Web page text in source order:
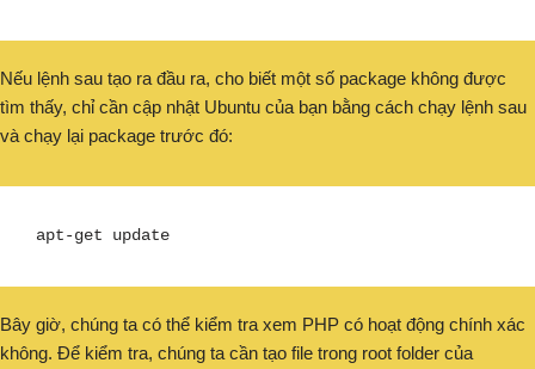
Nếu lệnh sau tạo ra đầu ra, cho biết một số package không được
tìm thấy, chỉ cần cập nhật Ubuntu của bạn bằng cách chạy lệnh sau
và chạy lại package trước đó:
apt-get update
Bây giờ, chúng ta có thể kiểm tra xem PHP có hoạt động chính xác
không. Để kiểm tra, chúng ta cần tạo file trong root folder của